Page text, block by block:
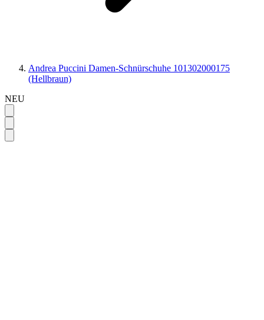
Andrea Puccini Damen-Schnürschuhe 101302000175
(Hellbraun)
NEU